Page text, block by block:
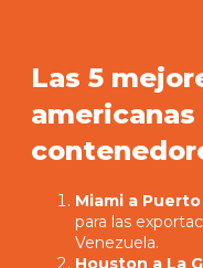
Las 5
Miami a
para las
Venezuela.
Houston a La